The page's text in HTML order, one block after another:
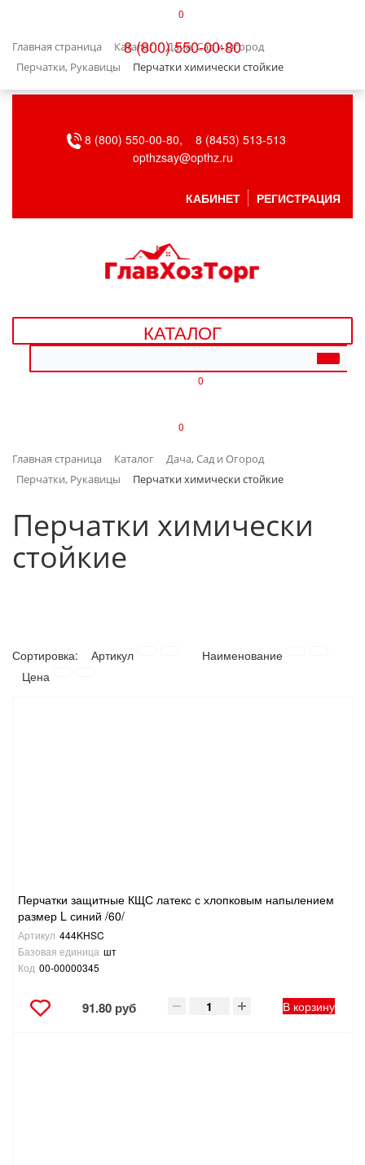
0
8 (800) 550-00-80
Главная страница Каталог
Дача, Сад и Огород
Перчатки, Рукавицы
Перчатки химически стойкие
БЫТОВАЯ ТЕХНИКА
ВЕНТИЛЯЦИЯ
ДАЧА, САД И ОГОРОД
ДЕТСКИЕ ТОВАРЫ
ИНТЕРЬЕР
КЛИМАТИЧЕСКАЯ ТЕХНИКА
НАСОСНОЕ ОБОРУДОВАНИЕ
СТРЕМЯНКИ,ЛЕСТНИЦЫ
СТРОИТЕЛЬНЫЕ И ОТДЕЛОЧНЫЕ МАТЕРИАЛЫ
ТОВАРЫ ДЛЯ АВТО
8 (800) 550-00-80,
8 (8453) 513-513
opthzsay@opthz.ru
КАБИНЕТ РЕГИСТРАЦИЯ
КАТАЛОГ
0
0
Главная страница Каталог
Дача, Сад и Огород
Перчатки, Рукавицы
Перчатки химически стойкие
Перчатки химически
стойкие
Сортировка: Артикул
Наименование
Цена
Перчатки защитные КЩС латекс с хлопковым напылением
размер L синий /60/
Артикул 444KHSC
Базовая единица шт
Код 00-00000345
91.80 руб В корзину